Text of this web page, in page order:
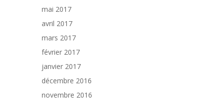
mai 2017
avril 2017
mars 2017
février 2017
janvier 2017
décembre 2016
novembre 2016